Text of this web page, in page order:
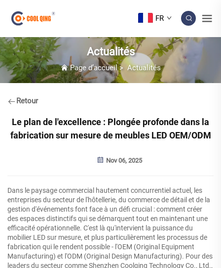
FR
Actualités
Page d’accueil> Actualités
Retour
Le plan de l'excellence : Plongée profonde dans la
fabrication sur mesure de meubles LED OEM/ODM
Nov 06, 2025
Dans le paysage commercial hautement concurrentiel actuel, les
entreprises du secteur de l'hôtellerie, du commerce de détail et de la
gestion d'événements font face à un défi crucial : comment créer
des espaces distinctifs qui se démarquent tout en maintenant une
efficacité opérationnelle. C'est là qu'intervient la puissance du
mobilier LED sur mesure, et plus particulièrement les processus de
fabrication qui le rendent possible - l'OEM (Original Equipment
Manufacturing) et l'ODM (Original Design Manufacturing). Pour des
leaders du secteur comme Shenzhen Coolqing Technology Co., Ltd.,